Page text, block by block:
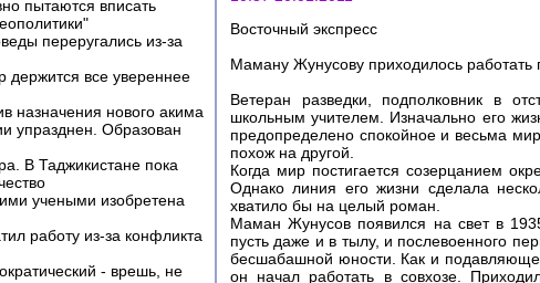
пытаются вписать
переругались из-за
держится все увереннее
назначения нового акима
упразднен. Образован
В Таджикистане пока
учеными изобретена
работу из-за конфликта
- врешь, не
Восточный экспресс
Маману Жунусову приходилось
Ветеран разведки, подполковник в
школьным учителем. Изначально его
предопределено спокойное и весьма
похож на другой.
Когда мир постигается созерцанием
Однако линия его жизни сделала
хватило бы на целый роман.
Маман Жунусов появился на свет в
пусть даже и в тылу, и послевоенного
бесшабашной юности. Как и
он начал работать в совхозе.